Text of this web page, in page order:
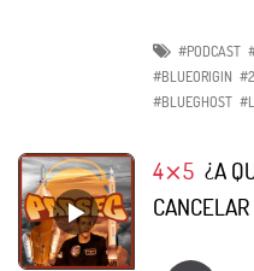
#PODCAST
#BLUEORIGIN
#BLUEGHOST
4⨯5 ¿A